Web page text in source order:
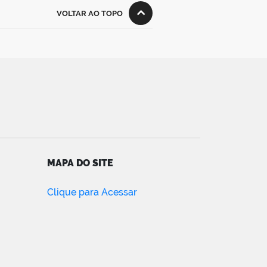
VOLTAR AO TOPO
MAPA DO SITE
Clique para Acessar